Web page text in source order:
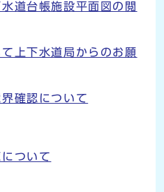
道台帳施設平面図の閲
上下水道局からのお願
確認について
ついて